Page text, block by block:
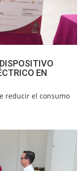
EN
reducir el consumo